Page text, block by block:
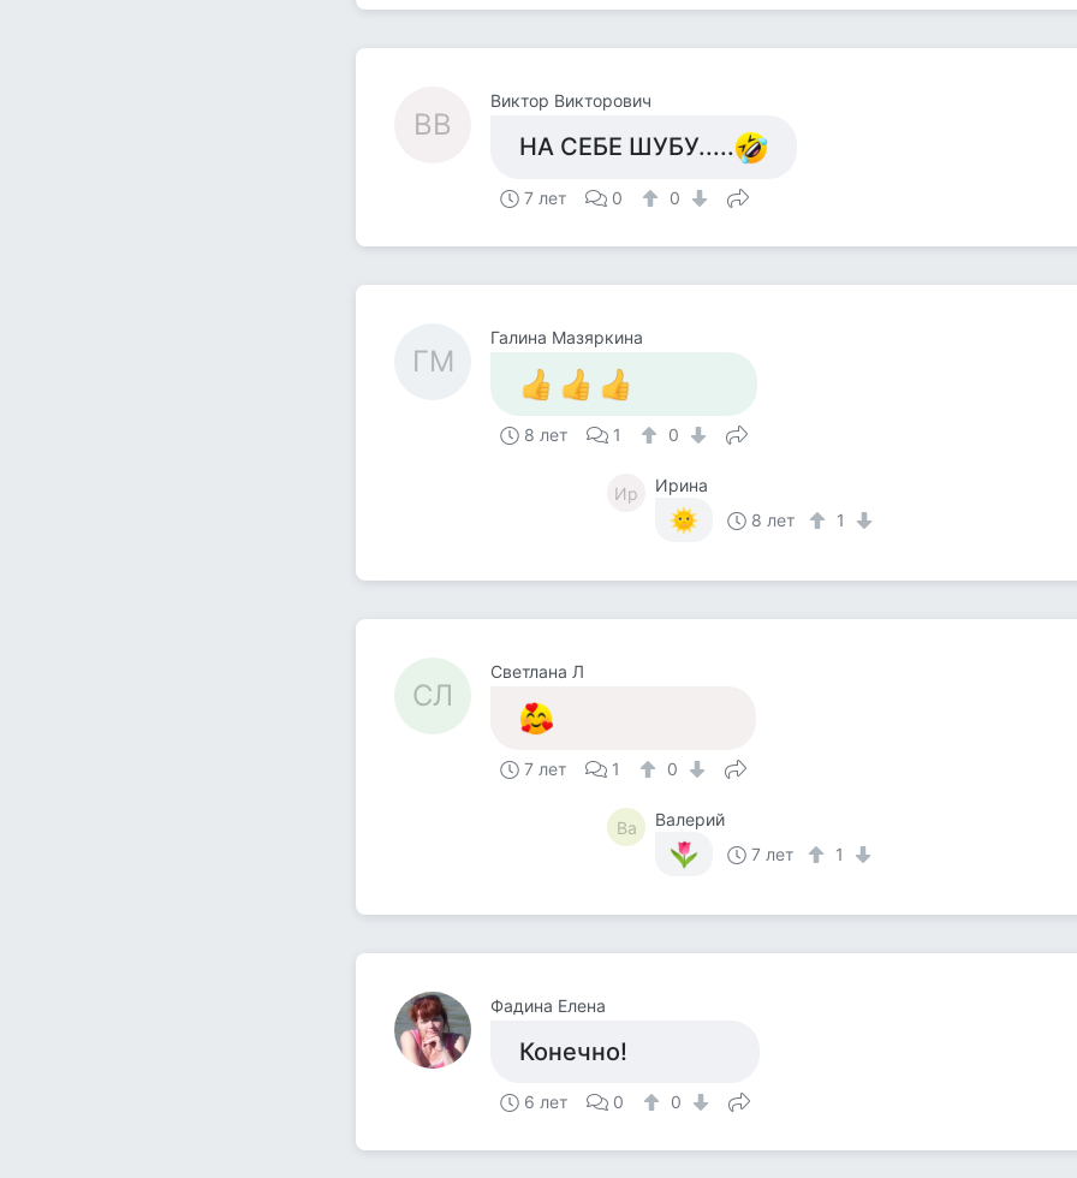
ВВ
Виктор Викторович
НА СЕБЕ ШУБУ.....
7 лет 0 0
ГМ
Галина Мазяркина
8 лет 1 0
Ир
Ирина
8 лет
1
СЛ
Светлана Л
7 лет 1 0
Ва
Валерий
7 лет
1
Фадина Елена
Конечно!
6 лет 0 0